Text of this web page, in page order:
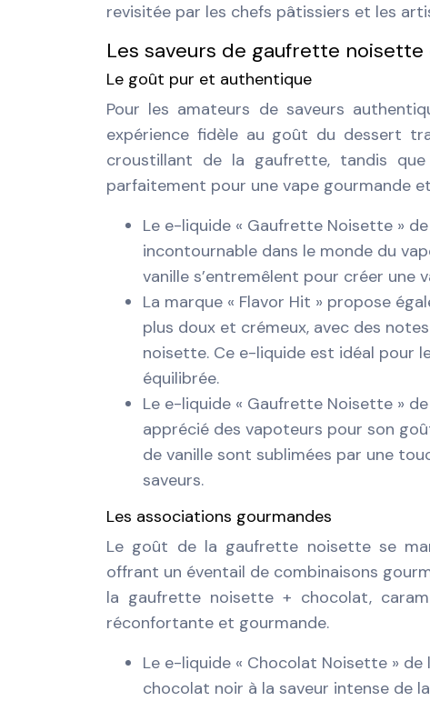
revisitée par les chefs pâtissiers et les
Les saveurs de gaufrette
Le goût pur et authentique
Pour les amateurs de saveurs
expérience fidèle au goût du dessert
croustillant de la gaufrette, tandis
parfaitement pour une vape gourmande
Le e-liquide « Gaufrette Noisette »
incontournable dans le monde du
vanille s’entremêlent pour créer une
La marque « Flavor Hit » propose
plus doux et crémeux, avec des
noisette. Ce e-liquide est idéal pour
équilibrée.
Le e-liquide « Gaufrette Noisette »
apprécié des vapoteurs pour son
de vanille sont sublimées par une
saveurs.
Les associations gourmandes
Le goût de la gaufrette noisette se
offrant un éventail de combinaisons
la gaufrette noisette + chocolat,
réconfortante et gourmande.
Le e-liquide « Chocolat Noisette »
chocolat noir à la saveur intense de